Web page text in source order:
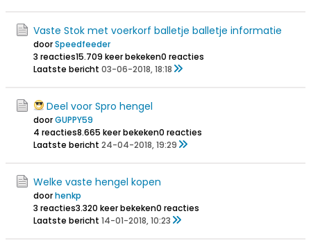
Vaste Stok met voerkorf balletje balletje informatie
doorSpeedfeeder
3 reacties15.709 keer bekeken0 reacties
Laatste bericht 03-06-2018, 18:18
Deel voor Spro hengel
doorGUPPY59
4 reacties8.665 keer bekeken0 reacties
Laatste bericht 24-04-2018, 19:29
Welke vaste hengel kopen
doorhenkp
3 reacties3.320 keer bekeken0 reacties
Laatste bericht 14-01-2018, 10:23